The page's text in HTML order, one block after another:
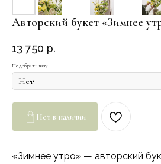
Авторский букет «Зимнее
13 750 р.
Подобрать вазу
Нет в наличии
«Зимнее утро» — авторский